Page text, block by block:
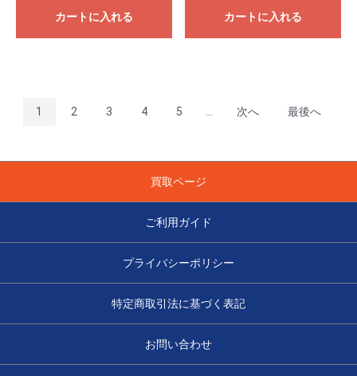
カートに入れる カートに入れる
1 2 3 4 5 ... 次へ 最後へ
買取ページ
ご利用ガイド
プライバシーポリシー
特定商取引法に基づく表記
お問い合わせ